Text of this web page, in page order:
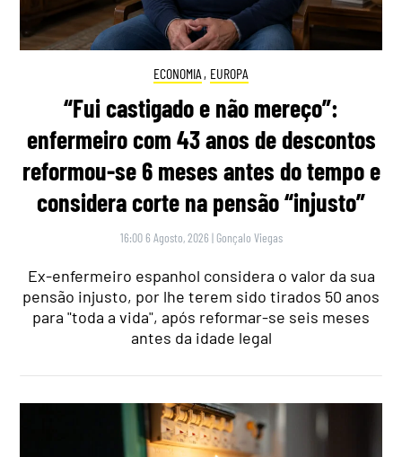
ECONOMIA , EUROPA
“Fui castigado e não mereço”:
enfermeiro com 43 anos de descontos
reformou-se 6 meses antes do tempo e
considera corte na pensão “injusto”
16:00 6 Agosto, 2026 | Gonçalo Viegas
Ex-enfermeiro espanhol considera o valor da sua
pensão injusto, por lhe terem sido tirados 50 anos
para "toda a vida", após reformar-se seis meses
antes da idade legal